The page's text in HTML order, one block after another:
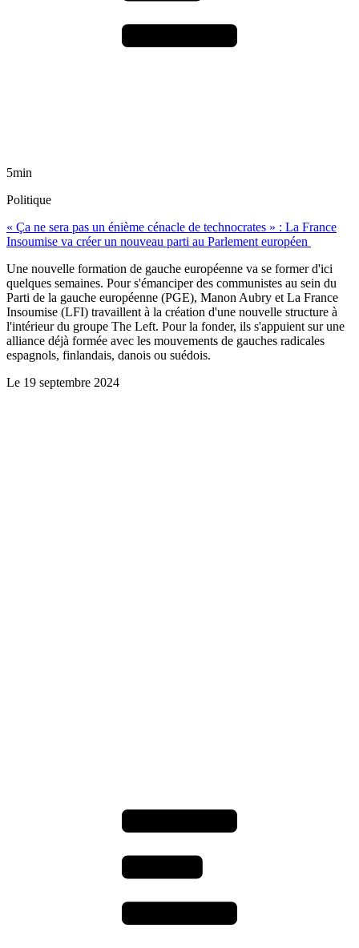
5min
Politique
« Ça ne sera pas un énième cénacle de technocrates » : La France
Insoumise va créer un nouveau parti au Parlement européen
Une nouvelle formation de gauche européenne va se former d'ici
quelques semaines. Pour s'émanciper des communistes au sein du
Parti de la gauche européenne (PGE), Manon Aubry et La France
Insoumise (LFI) travaillent à la création d'une nouvelle structure à
l'intérieur du groupe The Left. Pour la fonder, ils s'appuient sur une
alliance déjà formée avec les mouvements de gauches radicales
espagnols, finlandais, danois ou suédois.
Le 19 septembre 2024